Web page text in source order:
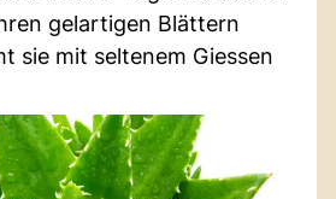
gelartigen Blättern
sie mit seltenem Giessen